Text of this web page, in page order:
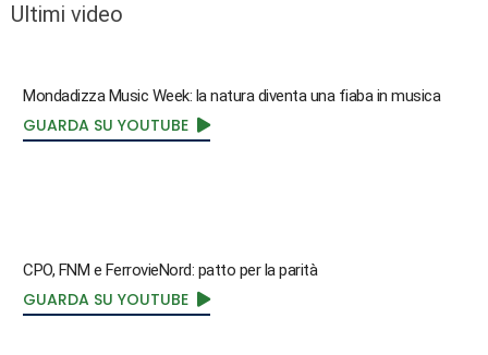
Ultimi video
Mondadizza Music Week: la natura diventa una fiaba in musica
GUARDA SU YOUTUBE
CPO, FNM e FerrovieNord: patto per la parità
GUARDA SU YOUTUBE